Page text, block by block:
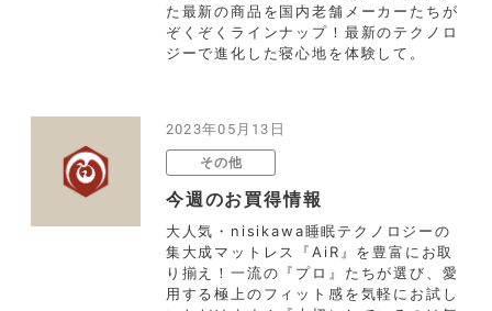
た最新の商品を国内老舗メーカーたちが
ぞくぞくラインナップ！最新のテクノロ
ジーで進化した寝心地を体験して。
2023年05月13日
その他
今週のお買得情報
大人気・nisikawa睡眠テクノロジーの
集大成マットレス『AiR』を豊富にお取
り揃え！一流の『プロ』たちが選び、愛
用する極上のフィット感を気軽にお試し